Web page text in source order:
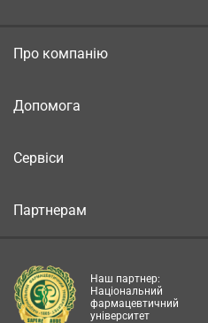
Про компанію
Допомога
Сервіси
Партнерам
Наш партнер:
Національний
фармацевтичний
університет